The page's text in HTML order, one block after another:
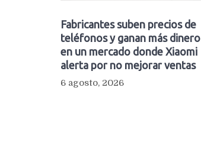
Fabricantes suben precios de
teléfonos y ganan más dinero
en un mercado donde Xiaomi
alerta por no mejorar ventas
6 agosto, 2026